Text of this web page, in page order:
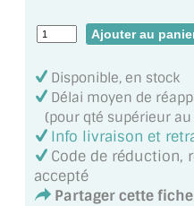
VERRE SUR MESURE
VERRE EXTRACLAIR
VERRE TREMPÉ
PAROI DE DOUCHE
VERRE FEUILLETÉ
Disponible, en stock
Délai moyen de
(pour qté supérieur
Info livraison et
Code de réduction,
accepté
Partager cette